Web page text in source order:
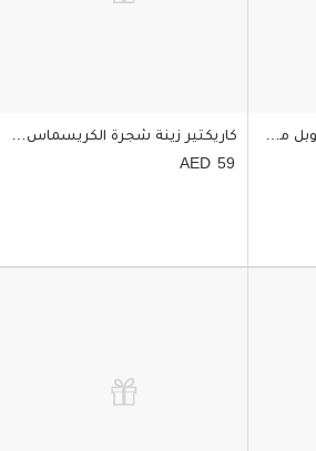
زينة شجرة كريسمس للكوبل مخصصة بالاسم والصورة
كاريكتير زينة شجرة الكريسماس للكوبل بتصميم سانتا
59